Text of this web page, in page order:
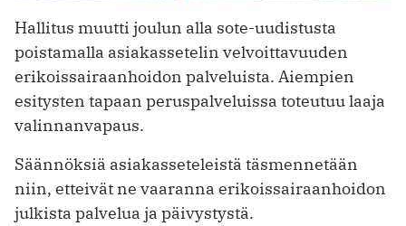
Hallitus muutti joulun alla sote-uudistusta
poistamalla asiakassetelin velvoittavuuden
erikoissairaanhoidon palveluista. Aiempien
esitysten tapaan peruspalveluissa toteutuu laaja
valinnanvapaus.
Säännöksiä asiakasseteleistä täsmennetään
niin, etteivät ne vaaranna erikoissairaanhoidon
julkista palvelua ja päivystystä.